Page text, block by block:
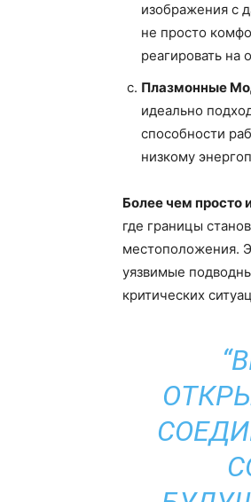
изображения с
не просто
реагировать на
Плазмонные
идеально
способности
низкому
Более чем просто
где границы
местоположения.
уязвимые
критических